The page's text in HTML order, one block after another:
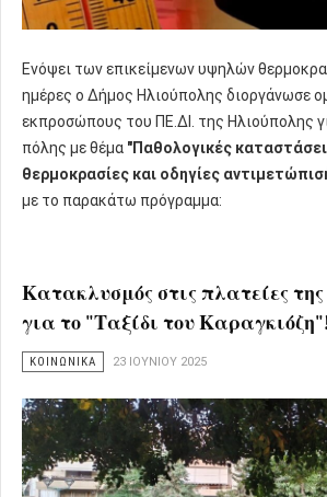
Ενόψει των επικείμενων υψηλών
ημέρες ο Δήμος Ηλιούπολης διοργάνωσε
εκπροσώπους του ΠΕ.ΔΙ. της Ηλιούπολης
πόλης με θέμα "Παθολογικές
θερμοκρασίες και οδηγίες
με το παρακάτω πρόγραμμα:
Κατακλυσμός στις πλατείες
για το "Ταξίδι του
ΚΟΙΝΩΝΙΚΑ 23 ΙΟΥΝΊΟΥ 2025